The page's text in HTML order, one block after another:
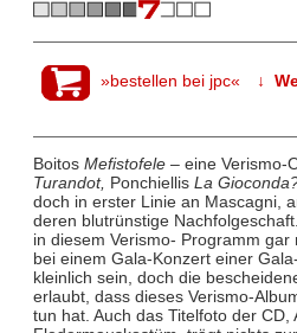
»bestellen bei jpc« ↓
Boitos Mefistofele– eine Verismo-
Turandot, Ponchiellis La
doch in erster Linie an Mascagni,
deren blutrünstige
in diesem Verismo- Programm gar
bei einem Gala-Konzert einer
kleinlich sein, doch die
erlaubt, dass dieses Verismo-
tun hat. Auch das Titelfoto der CD,